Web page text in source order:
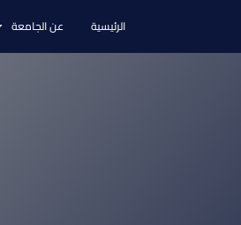
الرئيسية عن الجامعة